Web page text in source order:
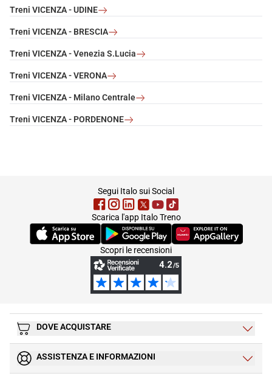
Treni VICENZA - UDINE
Treni VICENZA - BRESCIA
Treni VICENZA - Venezia S.Lucia
Treni VICENZA - VERONA
Treni VICENZA - Milano Centrale
Treni VICENZA - PORDENONE
Segui Italo sui Social
Scarica l'app Italo Treno
(Si apre in una nuova scheda)(Si apre in una nuova scheda)
(Si apre in una nuova
Scopri le recensioni
DOVE ACQUISTARE
ASSISTENZA E INFORMAZIONI